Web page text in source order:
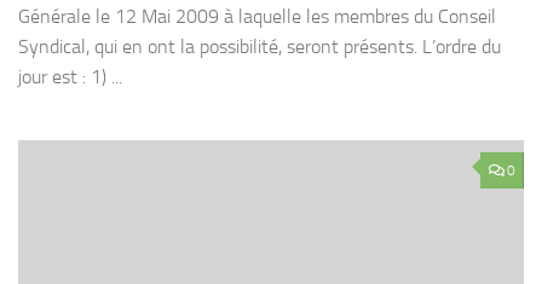
Générale le 12 Mai 2009 à laquelle les membres du Conseil
Syndical, qui en ont la possibilité, seront présents. L’ordre du
jour est : 1) ...
0